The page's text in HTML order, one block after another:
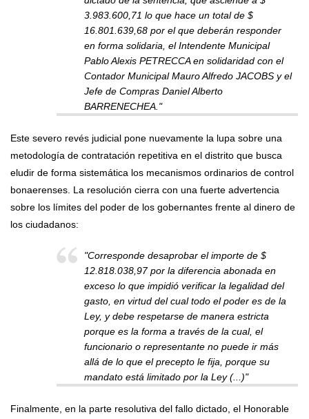
3.983.600,71 lo que hace un total de $
16.801.639,68 por el que deberán responder
en forma solidaria, el Intendente Municipal
Pablo Alexis PETRECCA en solidaridad con el
Contador Municipal Mauro Alfredo JACOBS y el
Jefe de Compras Daniel Alberto
BARRENECHEA."
Este severo revés judicial pone nuevamente la lupa sobre una
metodología de contratación repetitiva en el distrito que busca
eludir de forma sistemática los mecanismos ordinarios de control
bonaerenses. La resolución cierra con una fuerte advertencia
sobre los límites del poder de los gobernantes frente al dinero de
los ciudadanos:
"Corresponde desaprobar el importe de $
12.818.038,97 por la diferencia abonada en
exceso lo que impidió verificar la legalidad del
gasto, en virtud del cual todo el poder es de la
Ley, y debe respetarse de manera estricta
porque es la forma a través de la cual, el
funcionario o representante no puede ir más
allá de lo que el precepto le fija, porque su
mandato está limitado por la Ley (...)"
Finalmente, en la parte resolutiva del fallo dictado, el Honorable